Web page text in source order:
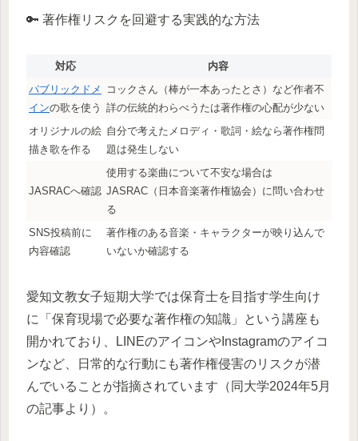
🔑 著作権リスクを回避する実践的な方法
対応
内容
パブリックドメ
インの歌を使う
コックさん（棒が一本あったとさ）など作者不
詳の伝統的わらべうたは著作権の心配が少ない
オリジナルの絵
描き歌を作る
自分で考えたメロディ・歌詞・絵なら著作権問
題は発生しない
JASRACへ確認
使用する楽曲について不安な場合は
JASRAC（日本音楽著作権協会）に問い合わせ
る
SNS投稿前に
内容確認
著作権のある音楽・キャラクターが映り込んで
いないか確認する
愛知文教女子短期大学では保育士を目指す学生向け
に「保育現場で必要な著作権の知識」という講座も
開かれており、LINEのアイコンやInstagramのアイコ
ンなど、日常的な行動にも著作権侵害のリスクが潜
んでいることが指摘されています（同大学2024年5月
の記事より）。